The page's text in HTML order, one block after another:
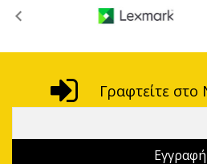
Γραφτείτε